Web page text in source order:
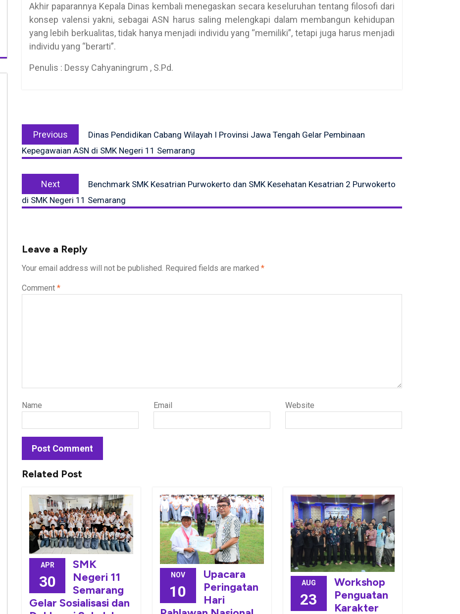
Akhir paparannya Kepala Dinas kembali menegaskan secara keseluruhan tentang filosofi dari
konsep valensi yakni, sebagai ASN harus saling melengkapi dalam membangun kehidupan
yang lebih berkualitas, tidak hanya menjadi individu yang “memiliki”, tetapi juga harus menjadi
individu yang “berarti”.
Penulis : Dessy Cahyaningrum , S.Pd.
navigation
Previous
post:
Dinas Pendidikan Cabang Wilayah I Provinsi Jawa Tengah Gelar Pembinaan
Kepegawaian ASN di SMK Negeri 11 Semarang
Next
post:
Benchmark SMK Kesatrian Purwokerto dan SMK Kesehatan Kesatrian 2 Purwokerto
di SMK Negeri 11 Semarang
Leave a Reply
Your email address will not be published. Required fields are marked *
Comment *
Name Email Website
Related Post
APR
30
SMK
Negeri 11
Semarang
Gelar Sosialisasi dan
NOV
10
Upacara
Peringatan
Hari
AUG
23
Workshop
Penguatan
Karakter